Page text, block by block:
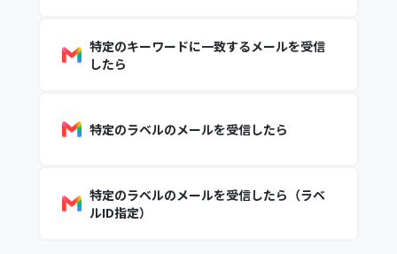
特定のキーワードに一致するメールを受信
したら
特定のラベルのメールを受信したら
特定のラベルのメールを受信したら（ラベ
ルID指定）